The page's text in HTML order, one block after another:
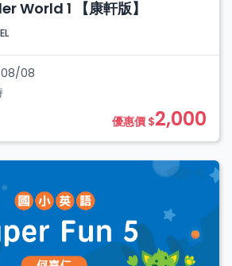
World 1 【康軒版】
08
優惠價 $2,000